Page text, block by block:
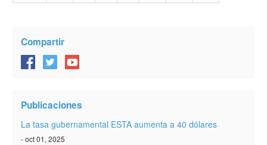
Compartir
Publicaciones
La tasa gubernamental ESTA aumenta a 40 dólares
- oct 01, 2025